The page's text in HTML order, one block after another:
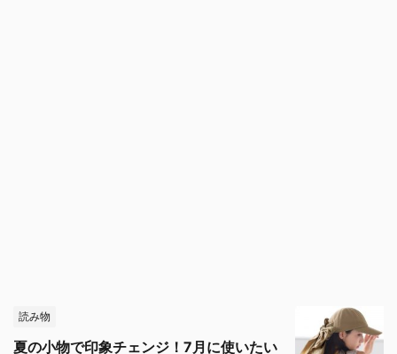
読み物
夏の小物で印象チェンジ！7月に使いたい